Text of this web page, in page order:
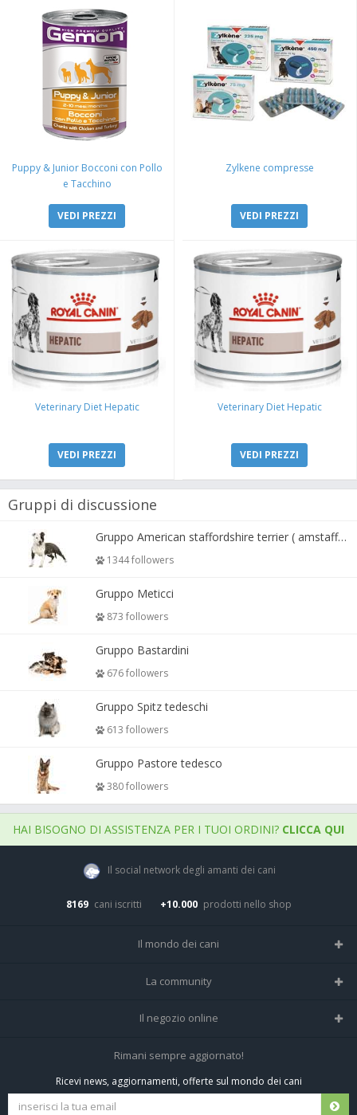
Puppy & Junior Bocconi con Pollo
e Tacchino
VEDI PREZZI
Zylkene compresse
VEDI PREZZI
Veterinary Diet Hepatic
VEDI PREZZI
Veterinary Diet Hepatic
VEDI PREZZI
Gruppi di discussione
Gruppo American staffordshire terrier ( amstaff, amastaff )
1344 followers
Gruppo Meticci
873 followers
Gruppo Bastardini
676 followers
Gruppo Spitz tedeschi
613 followers
Gruppo Pastore tedesco
380 followers
HAI BISOGNO DI ASSISTENZA PER I TUOI ORDINI? CLICCA QUI
Il social network degli amanti dei cani
8169 cani iscritti +10.000 prodotti nello shop
Il mondo dei cani
Tutte le razze
La community
Home
Tutti i cani iscritti
Il negozio online
Negozio per cani
Spedizioni e resi
Rimani sempre aggiornato!
Ricevi news, aggiornamenti, offerte sul mondo dei cani